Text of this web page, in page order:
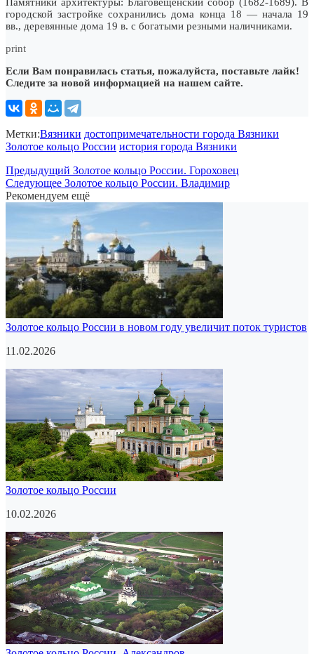
гоpодской застpойке сохpанились дома конца 18 — начала 19
вв., деpевянные дома 19 в. с богатыми pезными наличниками.
print
Если Вам понравилась статья, пожалуйста, поставьте лайк!
Следите за новой информацией на нашем сайте.
Метки:Вязники достопримечательности города Вязники
Золотое кольцо России история города Вязники
Предыдущий Золотое кольцо России. Гороховец
Следующее Золотое кольцо России. Владимир
Рекомендуем ещё
Золотое кольцо России в новом году увеличит поток туристов
11.02.2026
Золотое кольцо России
10.02.2026